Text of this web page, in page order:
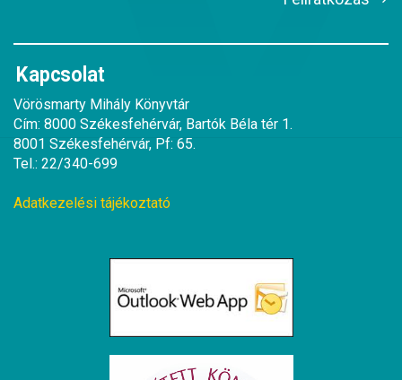
Kapcsolat
Vörösmarty Mihály Könyvtár
Cím: 8000 Székesfehérvár, Bartók Béla tér 1.
8001 Székesfehérvár, Pf: 65.
Tel.: 22/340-699
Adatkezelési tájékoztató